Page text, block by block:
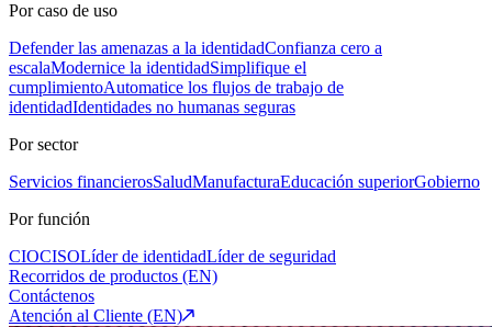
Por caso de uso
Defender las amenazas a la identidadConfianza cero a
escalaModernice la identidadSimplifique el
cumplimientoAutomatice los flujos de trabajo de
identidadIdentidades no humanas seguras
Por sector
Servicios financierosSaludManufacturaEducación superiorGobierno
Por función
CIOCISOLíder de identidadLíder de seguridad
Recorridos de productos (EN)
Contáctenos
Atención al Cliente (EN)